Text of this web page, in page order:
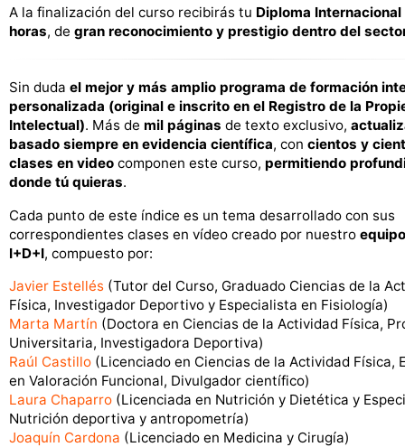
A la finalización del curso recibirás tu Diploma
horas, de gran reconocimiento y prestigio dentro del
Sin duda el mejor y más amplio programa de formación
personalizada (original e inscrito en el Registro de la
Intelectual). Más de mil páginas de texto exclusivo,
basado siempre en evidencia científica, con cientos y
clases en video componen este curso, permitiendo
donde tú quieras.
Cada punto de este índice es un tema desarrollado con sus
correspondientes clases en vídeo creado por nuestro
I+D+I, compuesto por:
Javier Estellés (Tutor del Curso, Graduado Ciencias de la
Física, Investigador Deportivo y Especialista en Fisiología)
Marta Martín (Doctora en Ciencias de la Actividad Física,
Universitaria, Investigadora Deportiva)
Raúl Castillo (Licenciado en Ciencias de la Actividad Física,
en Valoración Funcional, Divulgador científico)
Laura Chaparro (Licenciada en Nutrición y Dietética y
Nutrición deportiva y antropometría)
Joaquín Cardona (Licenciado en Medicina y Cirugía)